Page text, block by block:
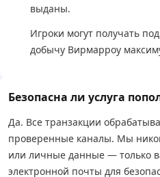
выданы.
Игроки могут получать
добычу Вирмарроу
Безопасна ли услуга
Да. Все транзакции
проверенные каналы. Мы
или личные данные — только
электронной почты для